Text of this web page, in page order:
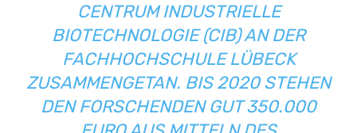
ENTRUM INDUSTRIELLE B
IOTECHNOLOGIE (CIB) AN DER F
ACHHOCHSCHULE LÜBECK Z
USAMMENGETAN. BIS 2020 STEHEN D
EN FORSCHENDEN GUT 350.000 E